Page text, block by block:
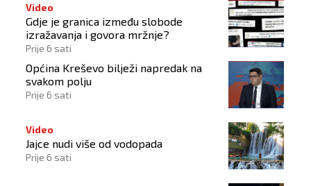
Video
Gdje je granica između slobode
izražavanja i govora mržnje?
Prije 6 sati
Općina Kreševo bilježi napredak na
svakom polju
Prije 6 sati
Video
Jajce nudi više od vodopada
Prije 6 sati